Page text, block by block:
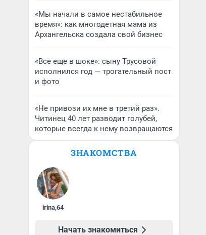
«Мы начали в самое нестабильное
время»: как многодетная мама из
Архангельска создала свой бизнес
«Все еще в шоке»: сыну Трусовой
исполнился год — трогательный пост
и фото
«Не привози их мне в третий раз».
Читинец 40 лет разводит голубей,
которые всегда к нему возвращаются
ЗНАКОМСТВА
irina,64
Начать знакомиться